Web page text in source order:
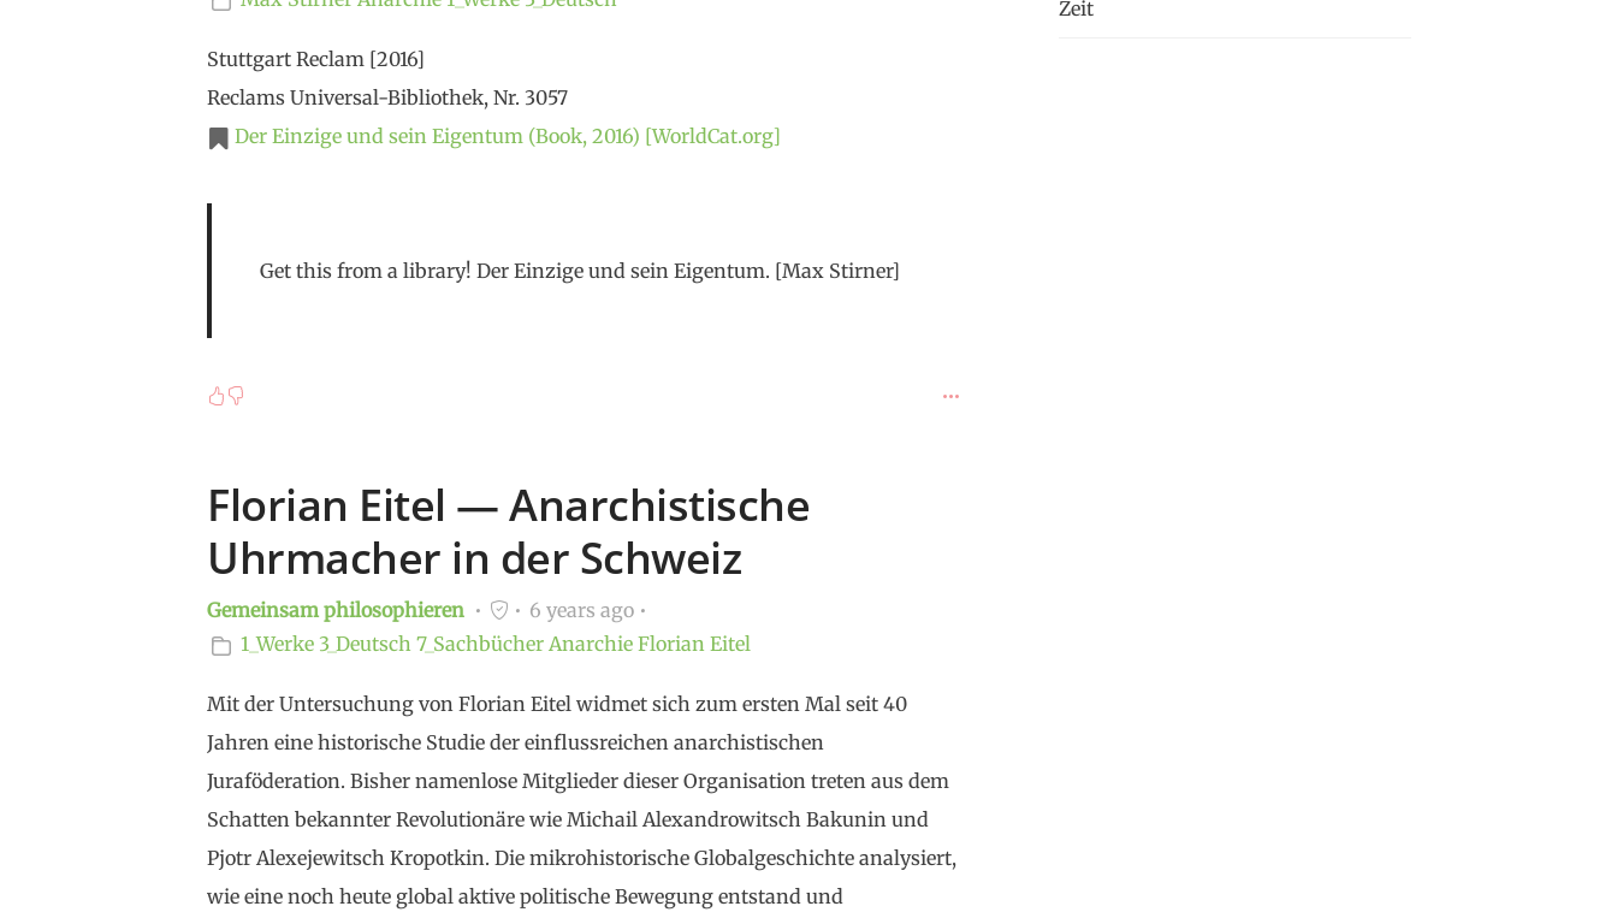
Stuttgart Reclam [2016]
Reclams Universal-Bibliothek, Nr. 3057
Der Einzige und sein Eigentum (Book, 2016) [WorldCat.org]
Get this from a library! Der Einzige und sein Eigentum. [Max Stirner]
Florian Eitel — Anarchistische
Uhrmacher in der Schweiz
Gemeinsam philosophieren
6 years ago
1_Werke 3_Deutsch 7_Sachbücher Anarchie Florian Eitel
Mit der Untersuchung von Florian Eitel widmet sich zum ersten Mal seit 40
Jahren eine historische Studie der einflussreichen anarchistischen
Juraföderation. Bisher namenlose Mitglieder dieser Organisation treten aus dem
Schatten bekannter Revolutionäre wie Michail Alexandrowitsch Bakunin und
Pjotr Alexejewitsch Kropotkin. Die mikrohistorische Globalgeschichte analysiert,
wie eine noch heute global aktive politische Bewegung entstand und
Zeit